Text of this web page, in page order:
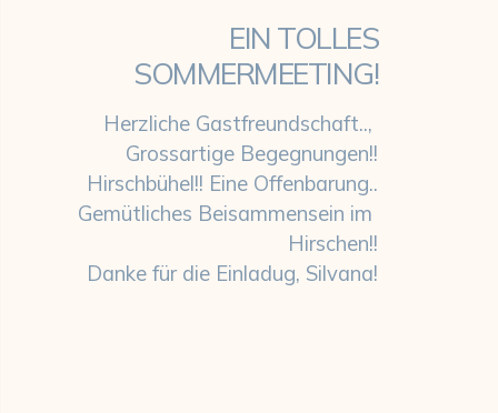
EIN TOLLES
SOMMERMEETING!
Herzliche Gastfreundschaft..,
Grossartige Begegnungen!!
Hirschbühel!! Eine Offenbarung..
Gemütliches Beisammensein im
Hirschen!!
Danke für die Einladug, Silvana!